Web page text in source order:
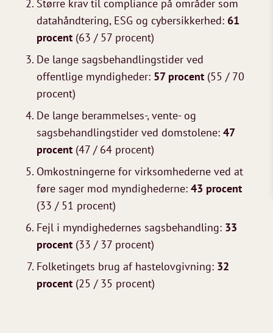
Større krav til compliance på områder som
datahåndtering, ESG og cybersikkerhed: 61
procent (63 / 57 procent)
De lange sagsbehandlingstider ved
offentlige myndigheder: 57 procent (55 / 70
procent)
De lange berammelses-, vente- og
sagsbehandlingstider ved domstolene: 47
procent (47 / 64 procent)
Omkostningerne for virksomhederne ved at
føre sager mod myndighederne: 43 procent
(33 / 51 procent)
Fejl i myndighedernes sagsbehandling: 33
procent (33 / 37 procent)
Folketingets brug af hastelovgivning: 32
procent (25 / 35 procent)